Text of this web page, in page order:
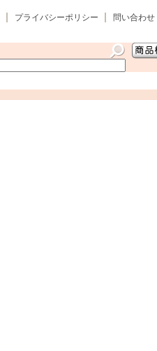
プライバシーポリシー
問い合わせ